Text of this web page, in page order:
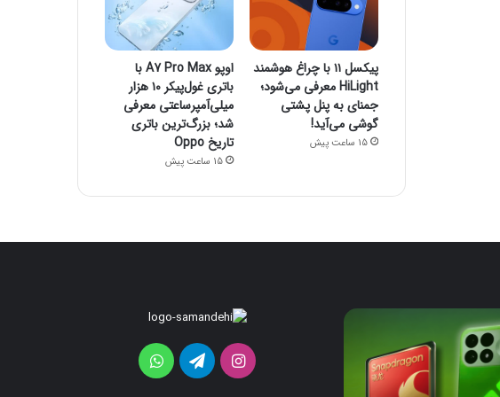
پیکسل ۱۱ با چراغ هوشمند
HiLight معرفی می‌شود؛
جمنای به پنل پشتی
گوشی می‌آید!
15 ساعت پیش
اوپو A7 Pro Max با
باتری غول‌پیکر ۱۰ هزار
میلی‌آمپرساعتی معرفی
شد؛ بزرگ‌ترین باتری
تاریخ Oppo
15 ساعت پیش
اینستاگرامتلگرام واتس